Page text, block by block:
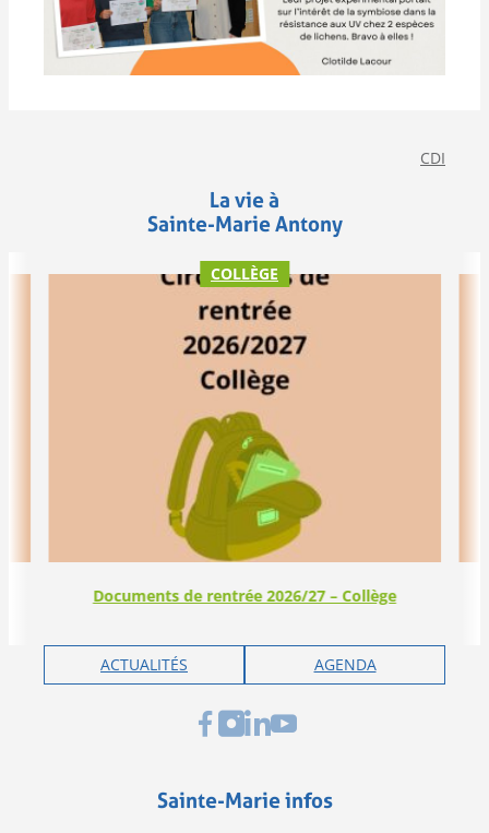
CDI
La vie à
Sainte-Marie Antony
Documents de rentrée 2026/27 – Collège
COLLÈGE
ACTUALITÉS AGENDA
Sainte-Marie infos